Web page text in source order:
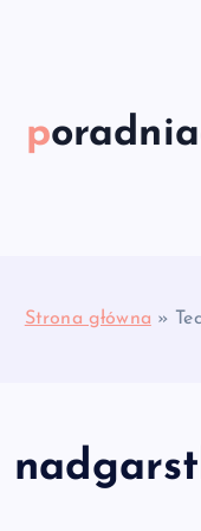
Strona główna »